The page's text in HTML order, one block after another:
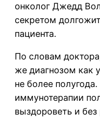
онколог Джедд
секретом
пациента.
По словам
же диагнозом как
не более
иммунотерапии
выздороветь и